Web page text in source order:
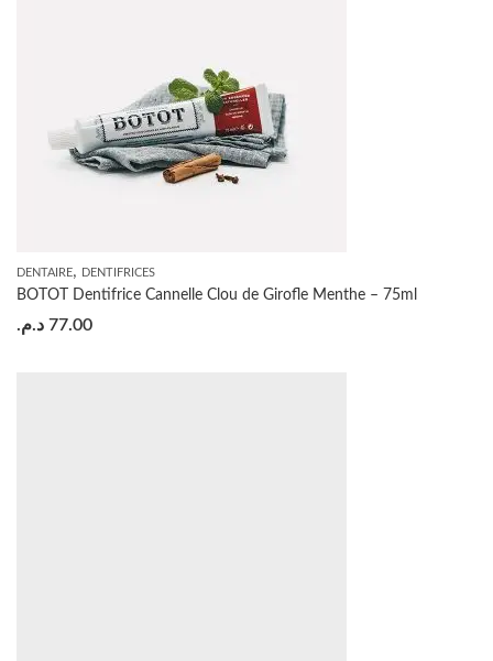
DENTAIRE, DENTIFRICES
BOTOT Dentifrice Cannelle Clou de Girofle Menthe – 75ml
77.00 د.م.